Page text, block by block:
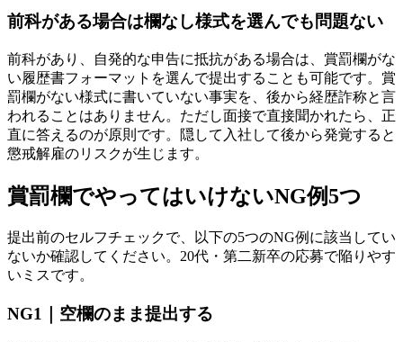
前科がある場合は欄なし様式を選んでも問題ない
前科があり、自発的な申告に抵抗がある場合は、賞罰欄がな
い履歴書フォーマットを選んで提出することも可能です。賞
罰欄がない様式に書いていない事実を、後から経歴詐称と言
われることはありません。ただし面接で直接聞かれたら、正
直に答えるのが原則です。隠して入社して後から発覚すると
懲戒解雇のリスクが生じます。
賞罰欄でやってはいけないNG例5つ
提出前のセルフチェックで、以下の5つのNG例に該当してい
ないか確認してください。20代・第二新卒の応募で陥りやす
いミスです。
NG1｜空欄のまま提出する